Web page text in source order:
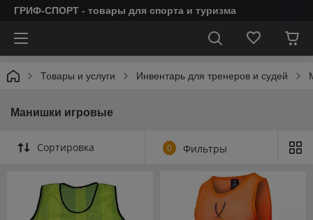
ГРИФ-СПОРТ - товары для спорта и туризма
Товары и услуги Инвентарь для тренеров и судей
Манишки игровые
Сортировка 0 Фильтры